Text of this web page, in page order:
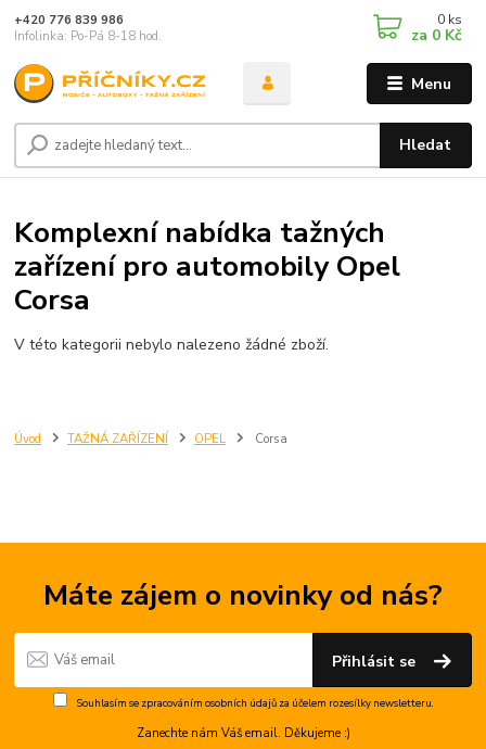
Menu
Hledat
+420 776 839 986
Infolinka: Po-Pá 8-18 hod.
0 ks
za 0 Kč
Úvod TAŽNÁ ZAŘÍZENÍ OPEL Corsa
Komplexní nabídka tažných
zařízení pro automobily Opel
Corsa
V této kategorii nebylo nalezeno žádné zboží.
Máte zájem o novinky od nás?
Přihlásit se
Souhlasím se zpracováním osobních údajůza účelem rozesílky newsletteru.
Zanechte nám Váš email. Děkujeme :)